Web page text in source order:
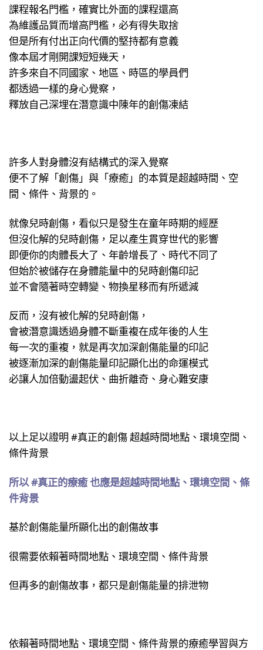
課程報名門檻，確實比外面的課程還高
為維護品質而增高門檻，必有得失取捨
但是所有付出正向代價的堅持都有意義
像本屆才剛開課短短幾天，
許多來自不同國家、地區、時區的學員們
都透過一樣的身心覺察，
釋放自己深埋在潛意識中陳年的創傷凍結
許多人對身體沒有結構式的深入覺察
便不了解「創傷」與「療癒」的本質是超越時間、空
間、條件、背景的。
就像兒時創傷，看似只是發生在童年時期的經歷
但沒化解的兒時創傷，足以產生貫穿世代的影響
即便你的肉體長大了、年齡增長了、時代不同了
但始於被儲存在身體能量中的兒時創傷印記
並不會隨著時空轉變、物換星移而有所遞減
反而，沒有被化解的兒時創傷，
會被潛意識透過身體不斷重複在成年後的人生
每一次的重複，就是再次加深創傷能量的印記
被逐漸加深的創傷能量印記顯化出的命運模式
必讓人加倍動盪起伏、曲折離奇、身心難安康
以上足以證明 #真正的創傷 超越時間地點、環境空間、
條件背景
所以 #真正的療癒 也應是超越時間地點、環境空間、條
件背景
基於創傷能量所顯化出的創傷故事
很需要依賴著時間地點、環境空間、條件背景 ​
但再多的創傷故事，都只是創傷能量的排泄物
依賴著時間地點、環境空間、條件背景的療癒學習與方